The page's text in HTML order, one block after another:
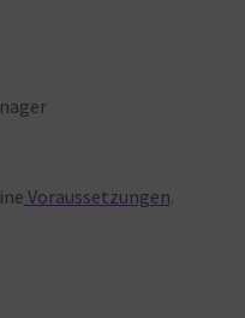
Voraussetzungen.